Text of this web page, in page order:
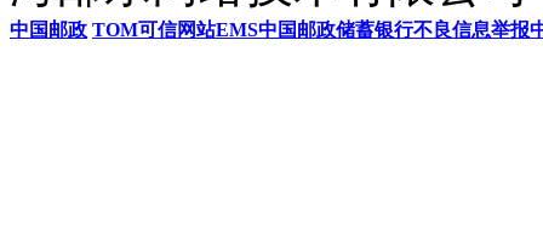
中国邮政 TOM可信网站EMS中国邮政储蓄银行不良信息举报